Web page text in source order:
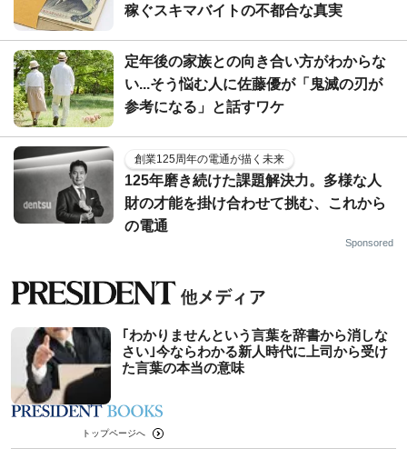
稼ぐスキマバイトの不都合な真実
定年後の家族との向き合い方がわからな
い...そう悩む人に佐藤優が「鬼滅の刃が
参考になる」と話すワケ
創業125周年の電通が描く未来
125年磨き続けた課題解決力。多様な人
財の才能を掛け合わせて挑む、これから
の電通
Sponsored
｢わかりませんという言葉を辞書から消しな
さい｣今ならわかる新人時代に上司から受け
た言葉の本当の意味
トップページへ